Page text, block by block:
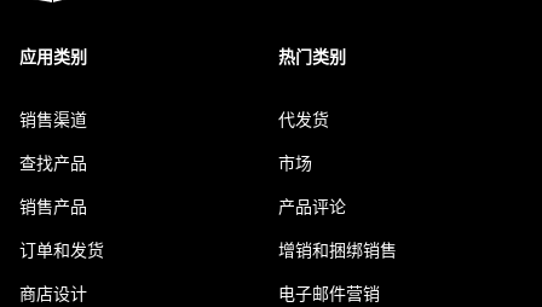
应用类别
销售渠道
查找产品
销售产品
订单和发货
商店设计
热门类别
代发货
市场
产品评论
增销和捆绑销售
电子邮件营销